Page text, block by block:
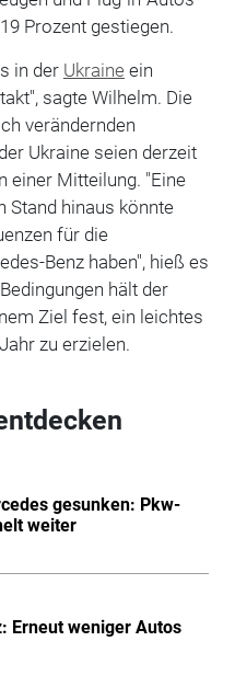
Prozent gestiegen.
in der Ukraine ein
sagte Wilhelm. Die
verändernden
Ukraine seien derzeit
einer Mitteilung. "Eine
Stand hinaus könnte
für die
Benz haben", hieß es
hält der
Ziel fest, ein leichtes
zu erzielen.
gesunken: Pkw-
weiter
Erneut weniger Autos